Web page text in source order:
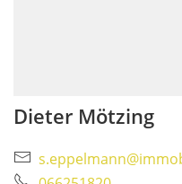
Dieter Mötzing